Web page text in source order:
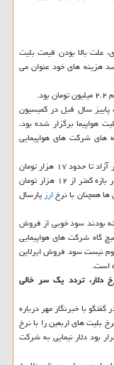
علت بالا بودن قیمت بلیت
امسال را ارزی بودن بین ۵۰ تا ۶۰ درصد هزینه های خود عنوان می
سال قبل در كمیسیون
هواپیما برگزار شده بود،
ارزی بودن ۵۵ درصد هزینه های شركت های هواپیمایی
این در حالی است كه در پاییز سال قبل قیمت دلار در بازار آزاد تا حدود ۱۷ هزار تومان
رسیده بود ولی امسال از آغاز تابستان تا كنون نرخ دلار در بازه كمتر از ۱۲ هزار تومان
همچنان با نرخارزپارسال
بودند سود خوبی از فروش
گاه شركت های هواپیمایی
نیست سود فروش ایرلاین
است.
دلار، تردد یك سر خالی
با خبرنگار مهر درباره
بلیت های اربعین را با نرخ
بود دلار نیمایی به شركت